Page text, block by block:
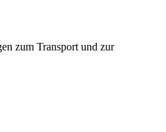
zum Transport und zur